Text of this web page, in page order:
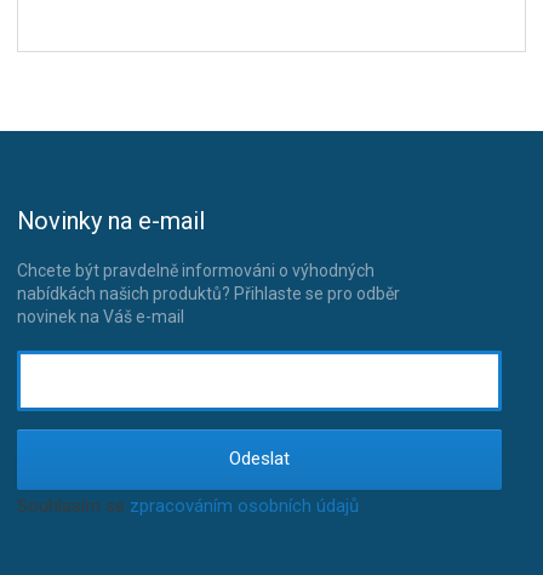
Novinky na e-mail
Chcete být pravdelně informováni o výhodných
nabídkách našich produktů? Přihlaste se pro odběr
novinek na Váš e-mail
Odeslat
Souhlasím se zpracováním osobních údajů.